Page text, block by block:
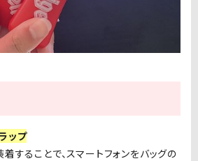
ップ
することで、スマートフォンをバッグの